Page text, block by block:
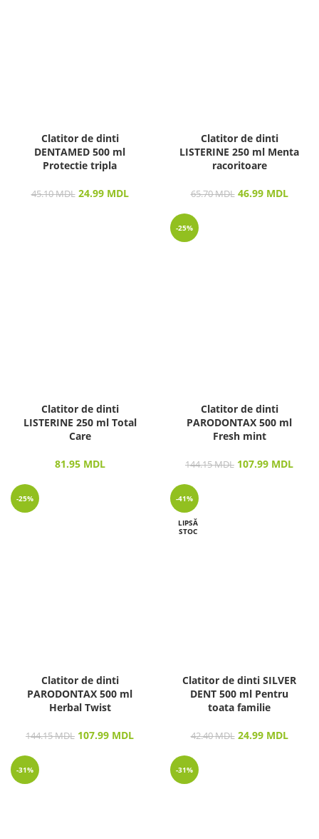
Clatitor de dinti
DENTAMED 500 ml
Protectie tripla
45.10MDL 24.99 MDL
Clatitor de dinti
LISTERINE 250 ml Menta
racoritoare
65.70MDL 46.99 MDL
Clatitor de dinti
LISTERINE 250 ml Total
Care
81.95 MDL
-25%
Clatitor de dinti
PARODONTAX 500 ml
Fresh mint
144.15MDL 107.99 MDL
-25%
Clatitor de dinti
PARODONTAX 500 ml
Herbal Twist
144.15MDL 107.99 MDL
-41%
LIPSĂ
STOC
Clatitor de dinti SILVER
DENT 500 ml Pentru
toata familie
42.40MDL 24.99 MDL
-31% -31%